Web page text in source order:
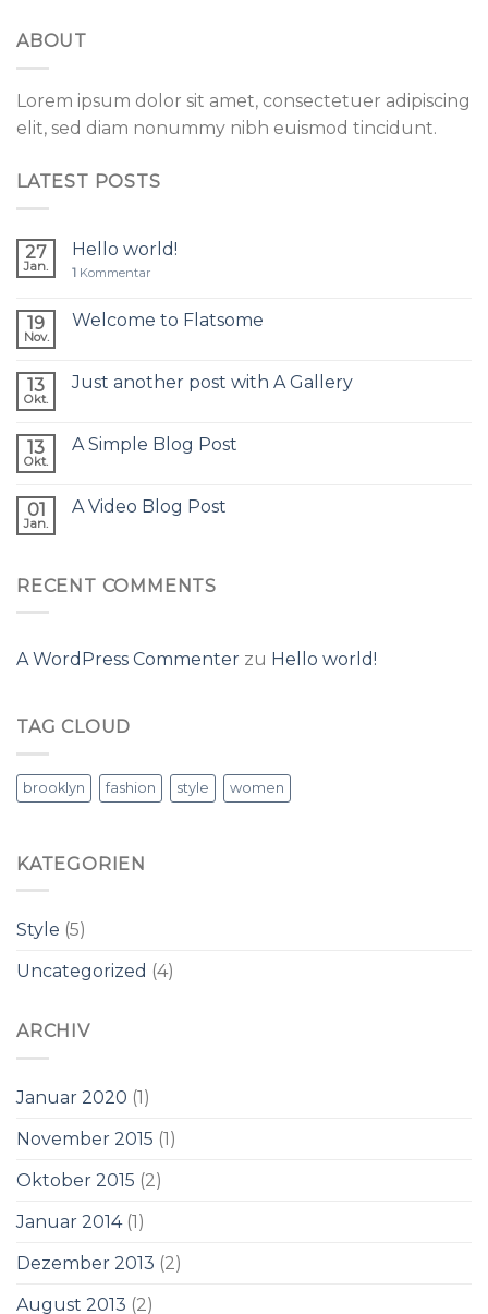
ABOUT
Lorem ipsum dolor sit amet, consectetuer adipiscing
elit, sed diam nonummy nibh euismod tincidunt.
LATEST POSTS
27
Jan.
Hello world!
1 Kommentar
19
Nov.
Welcome to Flatsome
13
Okt.
Just another post with A Gallery
13
Okt.
A Simple Blog Post
01
Jan.
A Video Blog Post
RECENT COMMENTS
A WordPress Commenter zu Hello world!
TAG CLOUD
brooklyn fashion style women
KATEGORIEN
Style (5)
Uncategorized (4)
ARCHIV
Januar 2020 (1)
November 2015 (1)
Oktober 2015 (2)
Januar 2014(1)
Dezember 2013 (2)
August 2013 (2)